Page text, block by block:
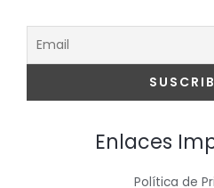
Enlaces
Política de